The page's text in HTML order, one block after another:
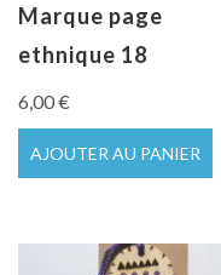
Marque page
ethnique 18
6,00€
AJOUTER AU PANIER